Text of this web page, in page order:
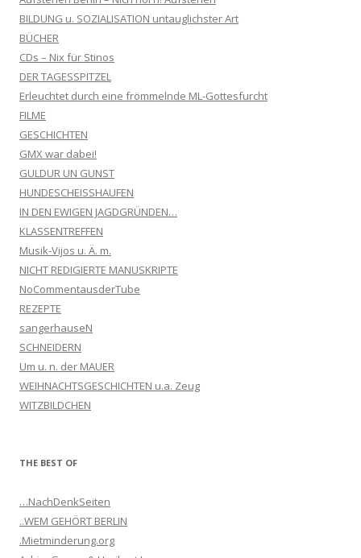
BILDUNG u. SOZIALISATION untauglichster Art
BÜCHER
CDs – Nix für Stinos
DER TAGESSPITZEL
Erleuchtet durch eine frömmelnde ML-Gottesfurcht
FILME
GESCHICHTEN
GMX war dabei!
GULDUR UN GUNST
HUNDESCHEISSHAUFEN
IN DEN EWIGEN JAGDGRÜNDEN…
KLASSENTREFFEN
Musik-Vijos u. Ä. m.
NICHT REDIGIERTE MANUSKRIPTE
NoCommentausderTube
REZEPTE
sangerhauseN
SCHNEIDERN
Um u. n. der MAUER
WEIHNACHTSGESCHICHTEN u.a. Zeug
WITZBILDCHEN
THE BEST OF
…NachDenkSeiten
..WEM GEHÖRT BERLIN
.Mietminderung.org